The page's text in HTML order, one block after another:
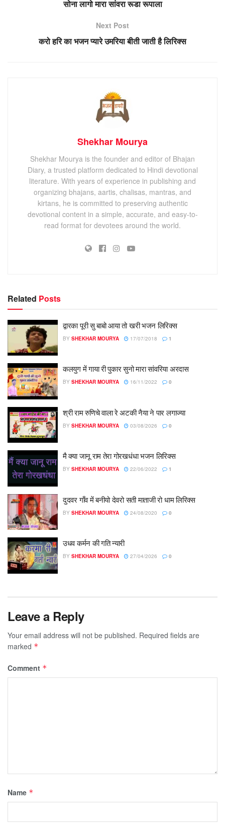
सोना लागो मारा सांवरा रूडा रूपाला
Next Post
करो हरि का भजन प्यारे उमरिया बीती जाती है लिरिक्स
Shekhar Mourya
Shekhar Mourya is the founder and editor of Bhajan
Diary, a trusted platform dedicated to Hindi devotional
literature. With years of experience in publishing and
organizing bhajans, aartis, chalisas, mantras, and
kirtans, he is committed to preserving authentic
devotional content in a simple, accurate, and easy-to-
read format for devotees around the world.
Related Posts
द्वारका पूरी सु बाबो आया तो खरी भजन लिरिक्स
BY SHEKHAR MOURYA 17/07/2018 1
कलयुग में गाया री पुकार सुनो मारा सांवरिया अरदास
BY SHEKHAR MOURYA 16/11/2022 0
श्री राम रुणिचे वाला रे अटकी नैया ने पार लगाज्या
BY SHEKHAR MOURYA 03/08/2026 0
मै क्या जानू राम तेरा गोरखधंधा भजन लिरिक्स
BY SHEKHAR MOURYA 22/06/2022 1
दुदवर गाँव में बनीयो देवरो सती माताजी रो धाम लिरिक्स
BY SHEKHAR MOURYA 24/08/2020 0
उधव कर्मन की गति न्यारी
BY SHEKHAR MOURYA 27/04/2026 0
Leave a Reply
Your email address will not be published. Required fields are
marked *
Comment *
Name *